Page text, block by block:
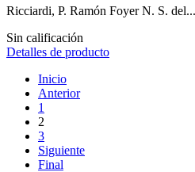
Ricciardi, P. Ramón Foyer N. S. del...
Sin calificación
Detalles de producto
Inicio
Anterior
1
2
3
Siguiente
Final